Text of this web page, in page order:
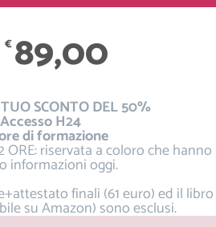
€ 89,00
SCONTO DEL 50%
H24
di formazione
ORE: riservata a coloro che hanno
informazioni oggi.
finali (61 euro) ed il libro
su Amazon) sono esclusi.